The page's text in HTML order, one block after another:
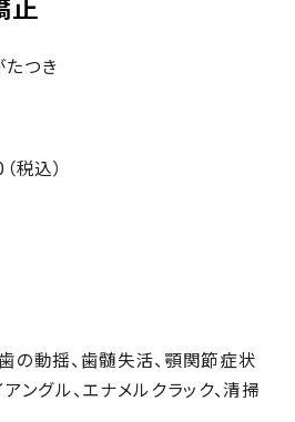
たつき
込）
の動揺、歯髄失活、顎関節症状
ングル、エナメルクラック、清掃